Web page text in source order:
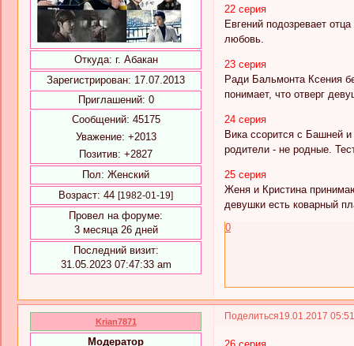
Откуда: г. Абакан
Зарегистрирован: 17.07.2013
Приглашений: 0
Сообщений: 45175
Уважение: +2013
Позитив: +2827
Пол: Женский
Возраст: 44 [1982-01-19]
Провел на форуме:
3 месяца 26 дней
Последний визит:
31.05.2023 07:47:33 am
22 серия
Евгений подозревает
любовь.
23 серия
Ради Бальмонта Ксения
понимает, что отверг
24 серия
Вика ссорится с Башней
родители - не родные.
25 серия
Женя и Кристина
девушки есть коварный
0
Поделиться19.01.2017
Krian7871
Модератор